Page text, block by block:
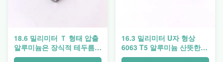
18.6 밀리미터 Ｔ 형태 압출
알루미늄은 장식적 테두름
프로필을 손질합니다
16.3 밀리미터 U자 형상
6063 T5 알루미늄 산뜻한
프로필 장식적인 타일 테두